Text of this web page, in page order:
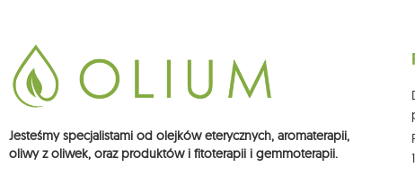
Jesteśmy specjalistami od olejków eterycznych, aromaterapii,
oliwy z oliwek, oraz produktów i fitoterapii i gemmoterapii.